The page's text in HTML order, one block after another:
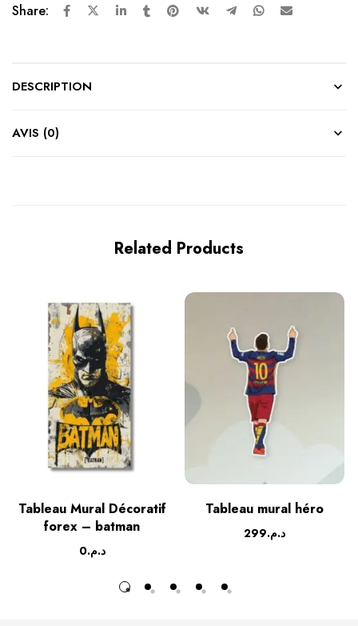
Share:
DESCRIPTION
AVIS (0)
Related Products
Tableau Mural Décoratif
forex – batman
د.م.0
Tableau mural héro
د.م.299